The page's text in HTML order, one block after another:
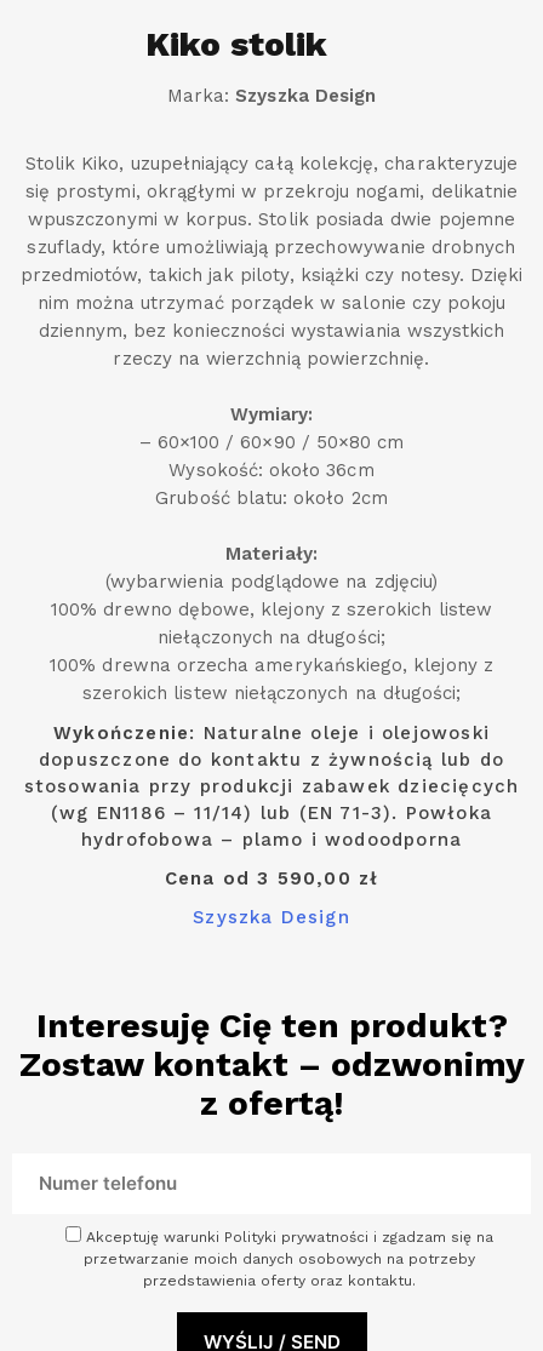
Kiko stolik
Marka:Szyszka Design
Stolik Kiko, uzupełniający całą kolekcję, charakteryzuje
się prostymi, okrągłymi w przekroju nogami, delikatnie
wpuszczonymi w korpus. Stolik posiada dwie pojemne
szuflady, które umożliwiają przechowywanie drobnych
przedmiotów, takich jak piloty, książki czy notesy. Dzięki
nim można utrzymać porządek w salonie czy pokoju
dziennym, bez konieczności wystawiania wszystkich
rzeczy na wierzchnią powierzchnię.
Wymiary:
– 60×100 / 60×90 / 50×80 cm
Wysokość: około 36cm
Grubość blatu: około 2cm
Materiały:
(wybarwienia podglądowe na zdjęciu)
100% drewno dębowe, klejony z szerokich listew
niełączonych na długości;
100% drewna orzecha amerykańskiego, klejony z
szerokich listew niełączonych na długości;
Wykończenie: Naturalne oleje i olejowoski
dopuszczone do kontaktu z żywnością lub do
stosowania przy produkcji zabawek dziecięcych
(wg EN1186 – 11/14) lub (EN 71-3). Powłoka
hydrofobowa – plamo i wodoodporna
Cena od 3 590,00 zł
Szyszka Design
Interesuję Cię ten produkt?
Zostaw kontakt – odzwonimy
z ofertą!
Akceptuję warunki Polityki prywatności i zgadzam się na
przetwarzanie moich danych osobowych na potrzeby
przedstawienia oferty oraz kontaktu.